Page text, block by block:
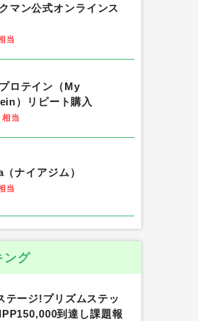
マン公式オンラインス
当
ロテイン（My
）リピート購入
相当
（ナイアジム）
当
ング
テージ!プリズムステッ
到達し課題報